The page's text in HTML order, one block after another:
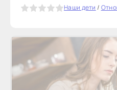
Наши дети /